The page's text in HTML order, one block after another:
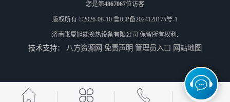
您是第4867067位访客
版权所有 ©2026-08-10 鲁ICP备2024128175号-1
济南张夏旭能换热设备有限公司 保留所有权利.
技术支持： 八方资源网 免责声明 管理员入口 网站地图